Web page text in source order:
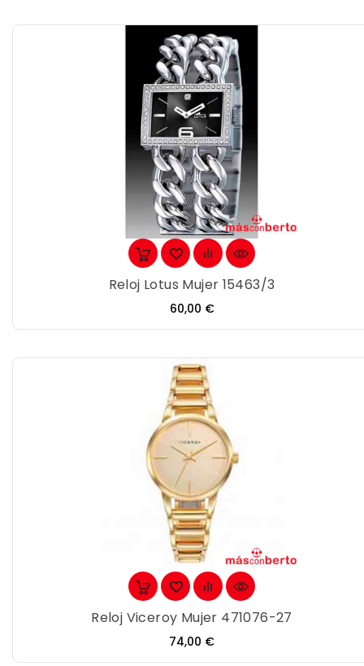
Reloj Lotus Mujer 15463/3
Precio
60,00 €
Reloj Viceroy Mujer 471076-27
Precio
74,00 €